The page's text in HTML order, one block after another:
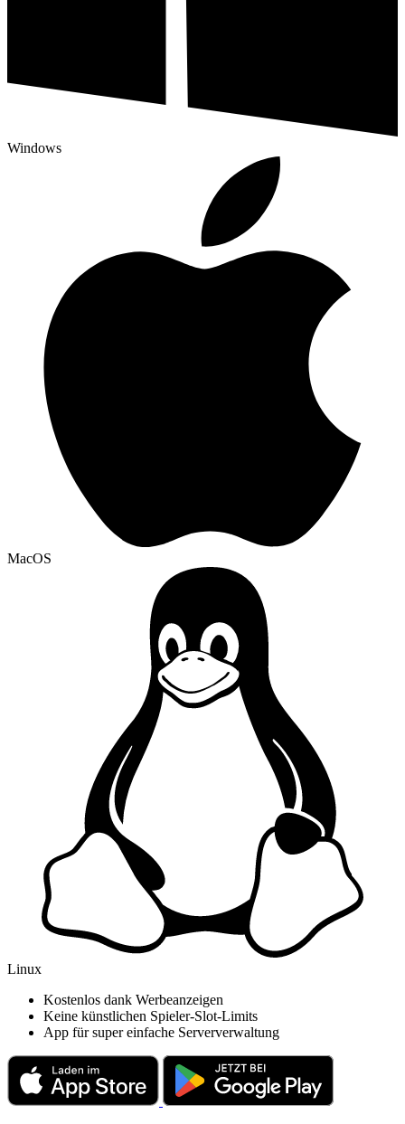
Windows
MacOS
Linux
Kostenlos dank Werbeanzeigen
Keine künstlichen Spieler-Slot-Limits
App für super einfache Serververwaltung